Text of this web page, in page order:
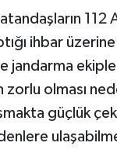
112
ihbar
jandarma
zorlu olması
güçlük